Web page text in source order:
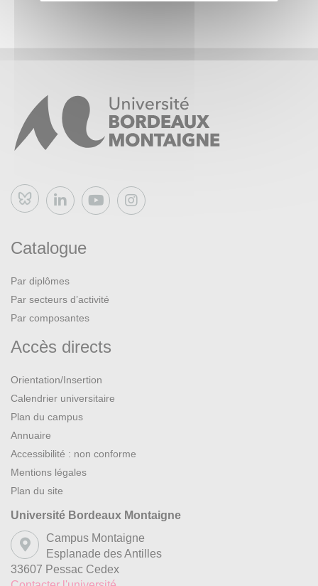
Bluesky
Catalogue
Par diplômes
Par secteurs d’activité
Par composantes
Accès directs
Orientation/Insertion
Calendrier universitaire
Plan du campus
Annuaire
Accessibilité : non conforme
Mentions légales
Plan du site
Université Bordeaux Montaigne
Campus Montaigne
Esplanade des Antilles
33607 Pessac Cedex